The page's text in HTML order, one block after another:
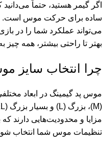
اگر گیمر هستید، حتماً
ساده برای حرکت موس است.
می‌تواند عملکرد شما را در
بهتر تا راحتی بیشتر، همه
چرا انتخاب سایز
مزایا و محدودیت‌هایی دارند
تنظیمات موس شما انتخاب